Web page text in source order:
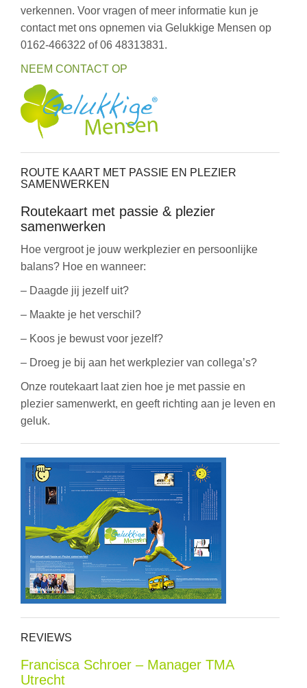
verkennen. Voor vragen of meer informatie kun je
contact met ons opnemen via Gelukkige Mensen op
0162-466322 of 06 48313831.
NEEM CONTACT OP
ROUTE KAART MET PASSIE EN PLEZIER
SAMENWERKEN
Routekaart met passie & plezier
samenwerken
Hoe vergroot je jouw werkplezier en persoonlijke
balans? Hoe en wanneer:
– Daagde jij jezelf uit?
– Maakte je het verschil?
– Koos je bewust voor jezelf?
– Droeg je bij aan het werkplezier van collega’s?
Onze routekaart laat zien hoe je met passie en
plezier samenwerkt, en geeft richting aan je leven en
geluk.
REVIEWS
Francisca Schroer – Manager TMA
Utrecht